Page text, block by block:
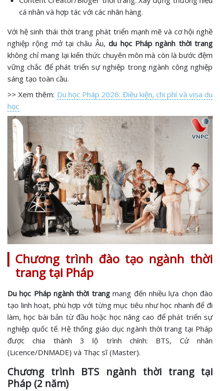
cá nhân và hợp tác với các nhãn hàng.
Với hệ sinh thái thời trang phát triển mạnh mẽ và cơ hội nghề
nghiệp rộng mở tại châu Âu,du học Pháp ngành thời trang
không chỉ mang lại kiến thức chuyên môn mà còn là bước đệm
vững chắc để phát triển sự nghiệp trong ngành công nghiệp
sáng tạo toàn cầu.
>> Xem thêm: Du học Pháp 2026: Điều kiện, chi phí và visa du
học
Chương trình đào tạo ngành thời
trang tại Pháp
Du học Pháp ngành thời trangmang đến nhiều lựa chọn đào
tạo linh hoạt, phù hợp với từng mục tiêu như học nhanh để đi
làm, học bài bản từ đầu hoặc học nâng cao để phát triển sự
nghiệp quốc tế. Hệ thống giáo dục ngành thời trang tại Pháp
được chia thành 3 lộ trình chính: BTS, Cử nhân
(Licence/DNMADE) và Thạc sĩ (Master).
Chương trình BTS ngành thời trang tại
Pháp (2 năm)